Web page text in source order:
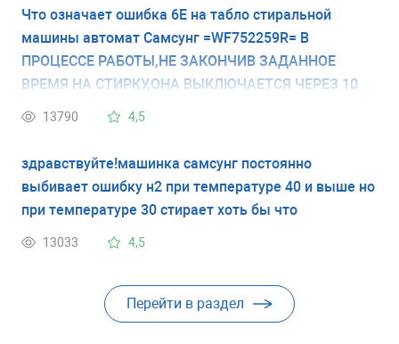
Что означает ошибка 6Е на табло стиральной
машины автомат Самсунг =WF752259R= В
ПРОЦЕССЕ РАБОТЫ,НЕ ЗАКОНЧИВ ЗАДАННОЕ
ВРЕМЯ НА СТИРКУ,ОНА ВЫКЛЮЧАЕТСЯ ЧЕРЕЗ 10
МИНУТ И НА ТАБЛО ВЫСВЕЧИВАЕТСЯ Я НЕ ПОЙМУ
13790 4,5
здравствуйте!машинка самсунг постоянно
выбивает ошибку н2 при температуре 40 и выше но
при температуре 30 стирает хоть бы что
13033 4,5
Перейти в раздел